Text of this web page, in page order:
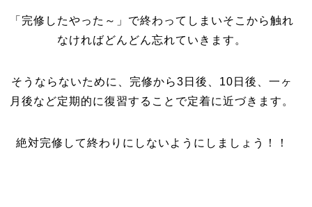
「完修したやった～」で終わってしまいそこから触れ
なければどんどん忘れていきます。
そうならないために、完修から3日後、10日後、一ヶ
月後など定期的に復習することで定着に近づきます。
絶対完修して終わりにしないようにしましょう！！